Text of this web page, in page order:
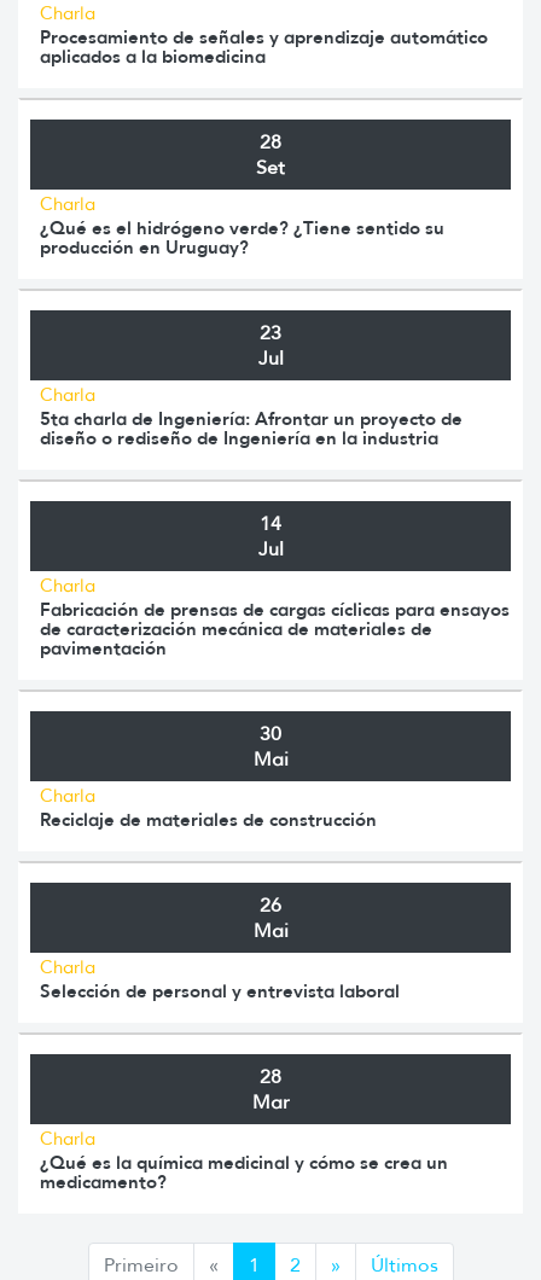
Charla
Procesamiento de señales y aprendizaje automático
aplicados a la biomedicina
28
Set
Charla
¿Qué es el hidrógeno verde? ¿Tiene sentido su
producción en Uruguay?
23
Jul
Charla
5ta charla de Ingeniería: Afrontar un proyecto de
diseño o rediseño de Ingeniería en la industria
14
Jul
Charla
Fabricación de prensas de cargas cíclicas para ensayos
de caracterización mecánica de materiales de
pavimentación
30
Mai
Charla
Reciclaje de materiales de construcción
26
Mai
Charla
Selección de personal y entrevista laboral
28
Mar
Charla
¿Qué es la química medicinal y cómo se crea un
medicamento?
Primeiro «Anterior
1 2 »Siguiente
Últimos